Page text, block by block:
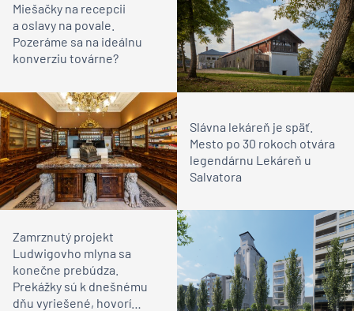
Miešačky na recepcii
a oslavy na povale.
Pozeráme sa na ideálnu
konverziu továrne?
Slávna lekáreň je späť.
Mesto po 30 rokoch otvára
legendárnu Lekáreň u
Salvatora
Zamrznutý projekt
Ludwigovho mlyna sa
konečne prebúdza.
Prekážky sú k dnešnému
dňu vyriešené, hovorí